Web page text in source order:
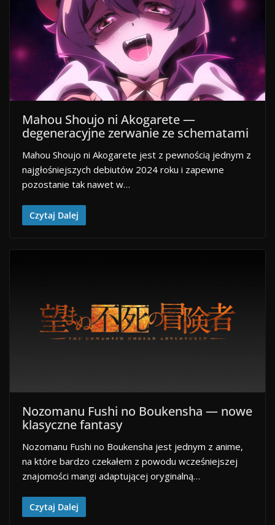
Mahou Shoujo ni Akogarete —
degeneracyjne zerwanie ze schematami
Mahou Shoujo ni Akogarete jest z pewnością jednym z
najgłośniejszych debiutów 2024 roku i zapewne
pozostanie tak nawet w…
Czytaj Dalej
Nozomanu Fushi no Boukensha — nowe
klasyczne fantasy
Nozomanu Fushi no Boukensha jest jednym z anime,
na które bardzo czekałem z powodu wcześniejszej
znajomości mangi adaptującej oryginalną…
Czytaj Dalej